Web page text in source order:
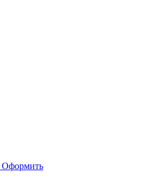
Оформить